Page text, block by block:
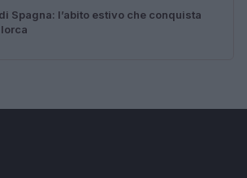
Spagna: l’abito estivo che conquista